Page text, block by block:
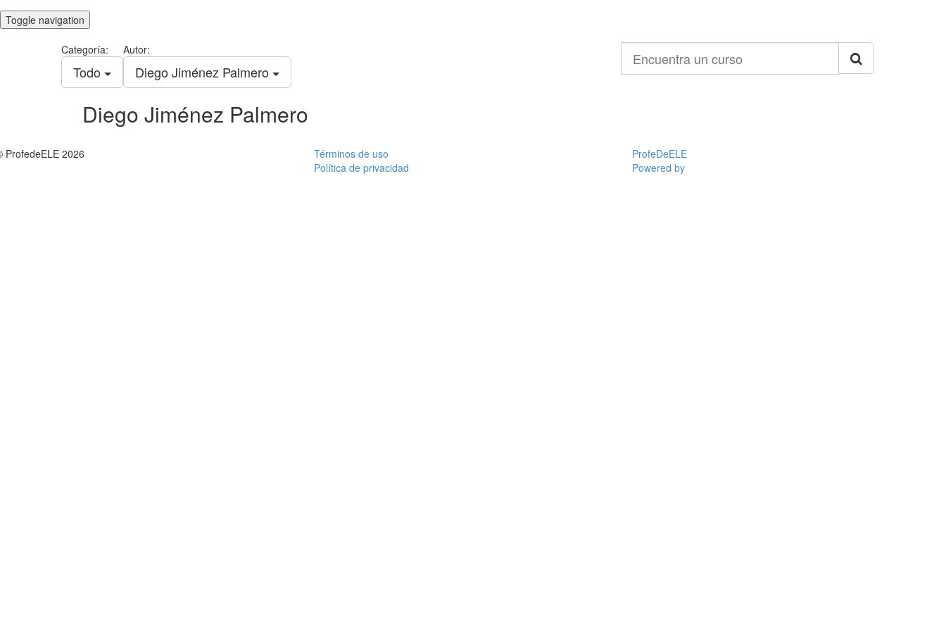
Toggle navigation
Categoría:
Todo
Autor:
Diego Jiménez Palmero
curso
Diego Jiménez Palmero
ProfedeELE 2026
Términos de uso
Política de privacidad
ProfeDeELE
Powered by